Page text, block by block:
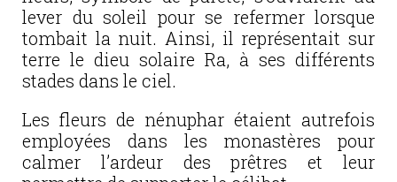
lever du soleil pour se refermer lorsque
tombait la nuit. Ainsi, il représentait sur
terre le dieu solaire Ra, à ses différents
stades dans le ciel.
Les fleurs de nénuphar étaient autrefois
employées dans les monastères pour
calmer l’ardeur des prêtres et leur